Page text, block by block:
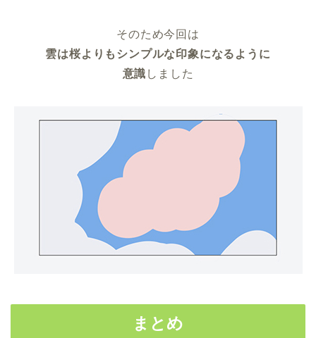
そのため今回は
雲は桜よりもシンプルな印象になるように
意識 しました
まとめ